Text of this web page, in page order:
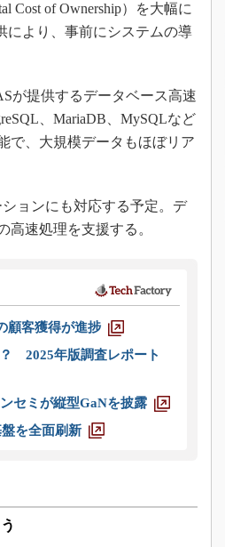
Cost of Ownership）を大幅に
により、事前にシステムの導
が提供するデータベース高速
、MariaDB、MySQLなど
で、大規模データもほぼリア
ョンにも対応する予定。デ
速処理を支援する。
顧客獲得が進捗
2025年版調査レポート
セミが縦型GaNを披露
を全面刷新